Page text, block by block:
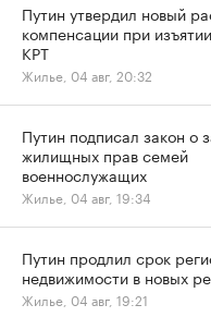
Путин утвердил новый
компенсации при
КРТ
Жилье, 04 авг, 20:32
Путин подписал закон о
жилищных прав семей
военнослужащих
Жилье, 04 авг, 19:34
Путин продлил срок
недвижимости в новых
Жилье, 04 авг, 19:21